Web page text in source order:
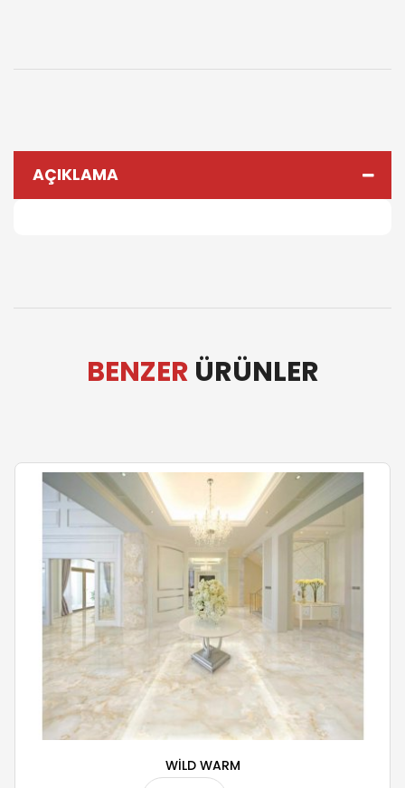
AÇIKLAMA
BENZER ÜRÜNLER
WİLD WARM